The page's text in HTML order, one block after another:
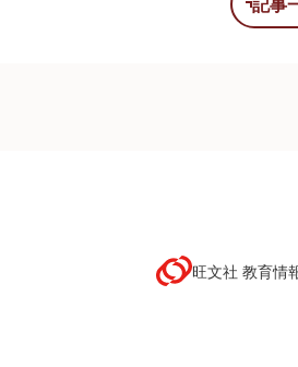
旺文社 教育情